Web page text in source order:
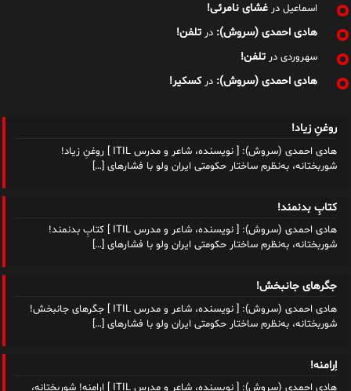
اسماعیل در غشای نامرئی!
هادی احمدی (سروش): در تلفن!
سهروردی در تلفن!
هادی احمدی (سروش): درکسکیر!
روغنِ زیاد!
هادی احمدی (سروش): [ نویسنده، شاعر و مدرس ITIL ] روغنِ زیاد!
شوربختانه، به‌نظرم ساختار حکومتی ایران ولو با فشارهای […]
کتابِ بدنمند!
هادی احمدی (سروش): [ نویسنده، شاعر و مدرس ITIL ] کتابِ بدنمند!
شوربختانه، به‌نظرم ساختار حکومتی ایران ولو با فشارهای […]
جگرهای جانبخش!
هادی احمدی (سروش): [ نویسنده، شاعر و مدرس ITIL ] جگرهای جانبخش!
شوربختانه، به‌نظرم ساختار حکومتی ایران ولو با فشارهای […]
اِرامنه!